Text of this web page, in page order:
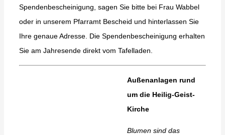
Spendenbescheinigung, sagen Sie bitte bei Frau Wabbel
oder in unserem Pfarramt Bescheid und hinterlassen Sie
Ihre genaue Adresse. Die Spendenbescheinigung erhalten
Sie am Jahresende direkt vom Tafelladen.
Außenanlagen rund
um die Heilig-Geist-
Kirche
Blumen sind das